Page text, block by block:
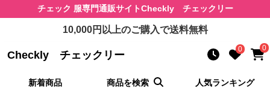
チェック 服専門通販サイトCheckly チェックリー
10,000円以上のご購入で送料無料
Checkly チェックリー 0 0
新着商品 商品を検索 人気ランキング